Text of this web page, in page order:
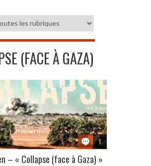
(FACE À GAZA)
1
– « Collapse (face à Gaza) »